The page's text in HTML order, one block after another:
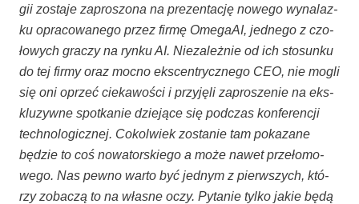
gii zosta­je zapro­szo­na na pre­zen­ta­cję nowe­go wyna­laz­
ku opra­co­wa­ne­go przez fir­mę Ome­ga­AI, jed­ne­go z czo­
ło­wych gra­czy na ryn­ku AI. Nie­za­leż­nie od ich sto­sun­ku
do tej fir­my oraz moc­no eks­cen­trycz­ne­go CEO, nie mogli
się oni oprzeć cie­ka­wo­ści i przy­ję­li zapro­sze­nie na eks­
klu­zyw­ne spo­tka­nie dzie­ją­ce się pod­czas kon­fe­ren­cji
tech­no­lo­gicz­nej. Cokol­wiek zosta­nie tam poka­za­ne
będzie to coś nowa­tor­skie­go a może nawet prze­ło­mo­
we­go. Nas pew­no war­to być jed­nym z pierw­szych, któ­
rzy zoba­czą to na wła­sne oczy. Pyta­nie tyl­ko jakie będą